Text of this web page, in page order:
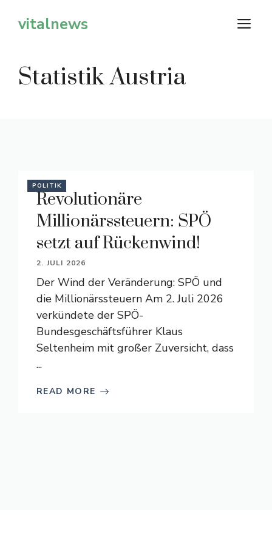
Inhaltvitalnews
Statistik Austria
POLITIK
Revolutionäre
Millionärssteuern: SPÖ
setzt auf Rückenwind!
2. JULI 2026
Der Wind der Veränderung: SPÖ und
die Millionärssteuern Am 2. Juli 2026
verkündete der SPÖ-
Bundesgeschäftsführer Klaus
Seltenheim mit großer Zuversicht, dass
...
READ MORE